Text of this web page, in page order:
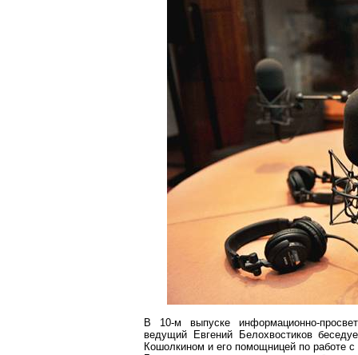
В 10-м выпуске информационно-
ведущий Евгений
Белохвостиков
Кошолкином и его помощницей по работе